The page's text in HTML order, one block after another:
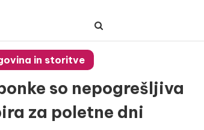
in storitve
so nepogrešljiva
za poletne dni